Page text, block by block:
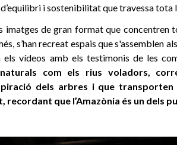
i sostenibilitat que travessa tota
imatges de gran format que concentren
s’han recreat espais que s'assemblen
vídeos amb els testimonis de les
com els rius voladors,
dels arbres i que transporten
que l’Amazònia és un dels